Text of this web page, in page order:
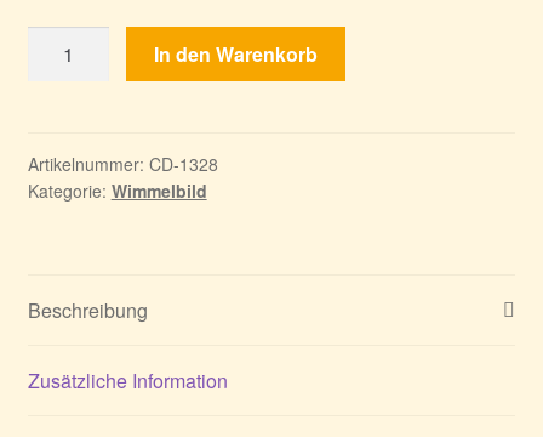
Geheimes
Verlangen
In den Warenkorb
Artikelnummer: CD-1328
Kategorie: Wimmelbild
Beschreibung
Zusätzliche Information